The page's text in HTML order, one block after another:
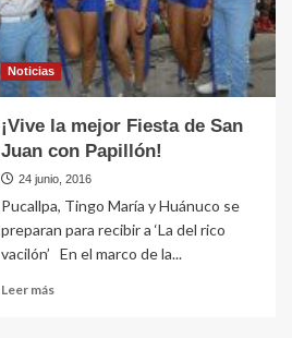
Noticias
¡Vive la mejor Fiesta de San
Juan con Papillón!
24 junio, 2016
Pucallpa, Tingo María y Huánuco se
preparan para recibir a ‘La del rico
vacilón’ En el marco de la...
Leer másLeer